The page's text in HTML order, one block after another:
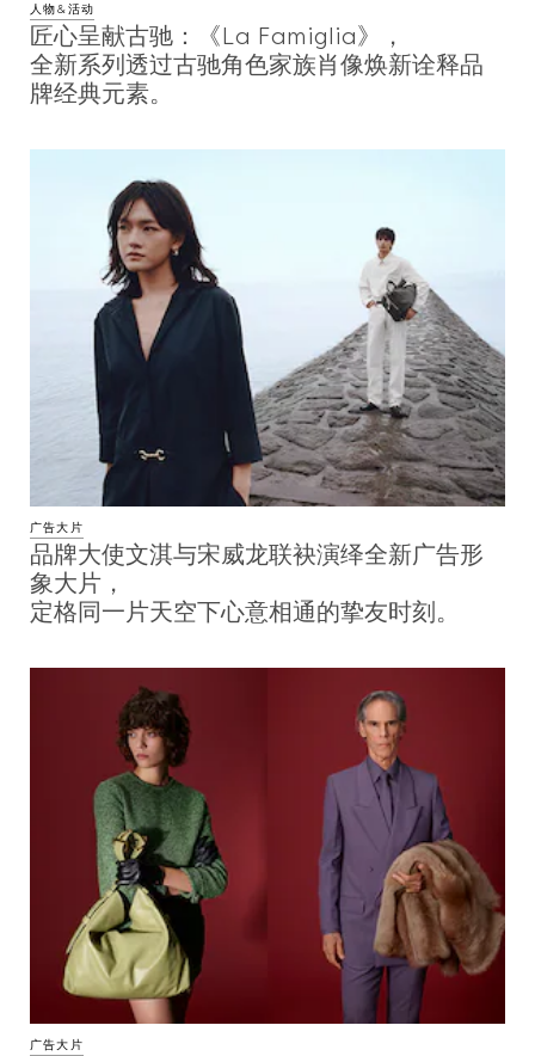
人物&活动
匠心呈献古驰：《La Famiglia》，
全新系列透过古驰角色家族肖像焕新诠释品
牌经典元素。
广告大片
品牌大使文淇与宋威龙联袂演绎全新广告形
象大片，
定格同一片天空下心意相通的挚友时刻。
广告大片